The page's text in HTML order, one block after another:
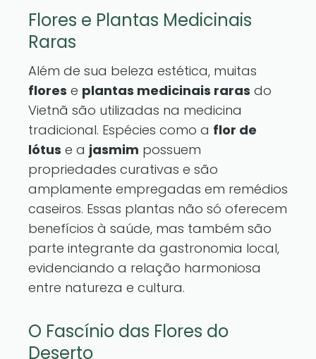
Flores e Plantas Medicinais
Raras
Além de sua beleza estética, muitas
flores e plantas medicinais raras do
Vietnã são utilizadas na medicina
tradicional. Espécies como a flor de
lótus e a jasmim possuem
propriedades curativas e são
amplamente empregadas em remédios
caseiros. Essas plantas não só oferecem
benefícios à saúde, mas também são
parte integrante da gastronomia local,
evidenciando a relação harmoniosa
entre natureza e cultura.
O Fascínio das Flores do
Deserto